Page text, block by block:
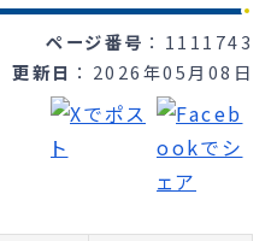
ページ番号
1111743
更新日
2026年05月08日